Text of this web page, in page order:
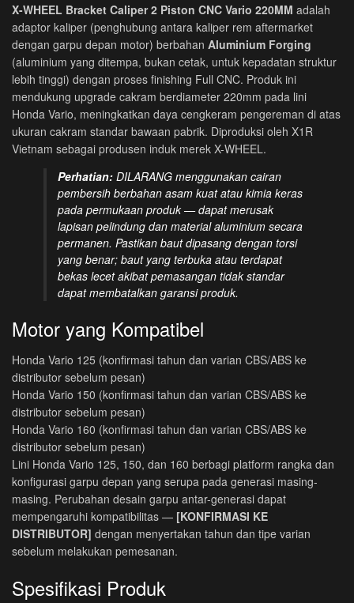
X-WHEEL Bracket Caliper 2 Piston CNC Vario 220MM adalah
adaptor kaliper (penghubung antara kaliper rem aftermarket
dengan garpu depan motor) berbahan Aluminium Forging
(aluminium yang ditempa, bukan cetak, untuk kepadatan struktur
lebih tinggi) dengan proses finishing Full CNC. Produk ini
mendukung upgrade cakram berdiameter 220mm pada lini
Honda Vario, meningkatkan daya cengkeram pengereman di atas
ukuran cakram standar bawaan pabrik. Diproduksi oleh X1R
Vietnam sebagai produsen induk merek X-WHEEL.
Perhatian: DILARANG menggunakan cairan
pembersih berbahan asam kuat atau kimia keras
pada permukaan produk — dapat merusak
lapisan pelindung dan material aluminium secara
permanen. Pastikan baut dipasang dengan torsi
yang benar; baut yang terbuka atau terdapat
bekas lecet akibat pemasangan tidak standar
dapat membatalkan garansi produk.
Motor yang Kompatibel
Honda Vario 125 (konfirmasi tahun dan varian CBS/ABS ke
distributor sebelum pesan)
Honda Vario 150 (konfirmasi tahun dan varian CBS/ABS ke
distributor sebelum pesan)
Honda Vario 160 (konfirmasi tahun dan varian CBS/ABS ke
distributor sebelum pesan)
Lini Honda Vario 125, 150, dan 160 berbagi platform rangka dan
konfigurasi garpu depan yang serupa pada generasi masing-
masing. Perubahan desain garpu antar-generasi dapat
mempengaruhi kompatibilitas — [KONFIRMASI KE
DISTRIBUTOR] dengan menyertakan tahun dan tipe varian
sebelum melakukan pemesanan.
Spesifikasi Produk